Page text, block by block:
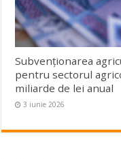
Subvenționarea
pentru sectorul
miliarde de lei anual
3 iunie 2026